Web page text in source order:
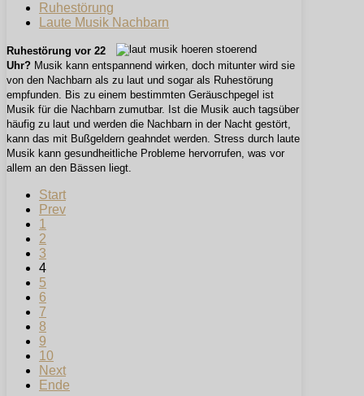
Ruhestörung
Laute Musik Nachbarn
Ruhestörung vor 22
Uhr? Musik kann entspannend wirken, doch mitunter wird sie
von den Nachbarn als zu laut und sogar als Ruhestörung
empfunden. Bis zu einem bestimmten Geräuschpegel ist
Musik für die Nachbarn zumutbar. Ist die Musik auch tagsüber
häufig zu laut und werden die Nachbarn in der Nacht gestört,
kann das mit Bußgeldern geahndet werden. Stress durch laute
Musik kann gesundheitliche Probleme hervorrufen, was vor
allem an den Bässen liegt.
Start
Prev
1
2
3
4
5
6
7
8
9
10
Next
Ende